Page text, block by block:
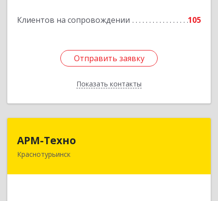
Клиентов на сопровождении 105
Отправить заявку
Показать контакты
Отправить заявку
Назад
АРМ-Техно
Краснотурьинск
624447, Свердловская обл, Краснотурьинск г,